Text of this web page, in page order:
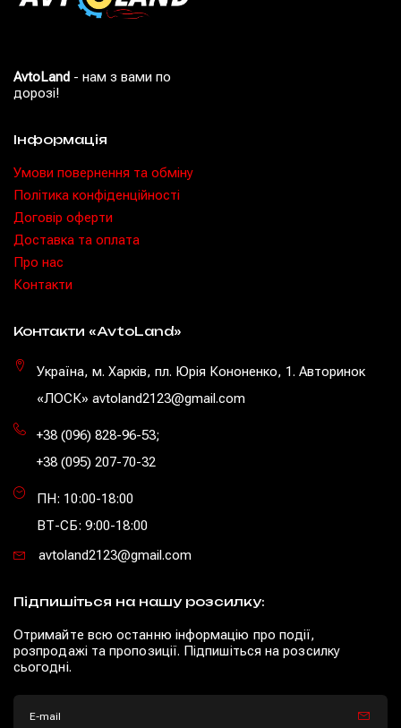
AvtoLand - нам з вами по
дорозі!
Інформація
Умови повернення та обміну
Політика конфіденційності
Договір оферти
Доставка та оплата
Про нас
Контакти
Контакти «AvtoLand»
Україна, м. Харків, пл. Юрія Кононенко, 1. Авторинок
«ЛОСК» avtoland2123@gmail.com
+38 (096) 828-96-53;
+38 (095) 207-70-32
ПН: 10:00-18:00
ВТ-СБ: 9:00-18:00
avtoland2123@gmail.com
Підпишіться на нашу розсилку:
Отримайте всю останню інформацію про події,
розпродажі та пропозиції. Підпишіться на розсилку
сьогодні.